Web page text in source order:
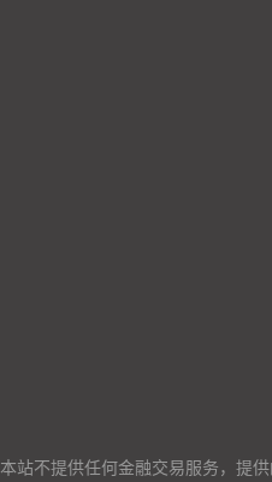
本站不提供任何金融交易服务，提